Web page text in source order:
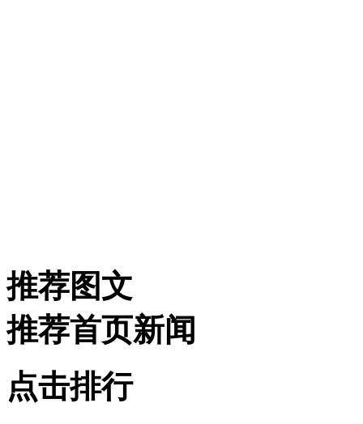
推荐图文
推荐首页新闻
点击排行